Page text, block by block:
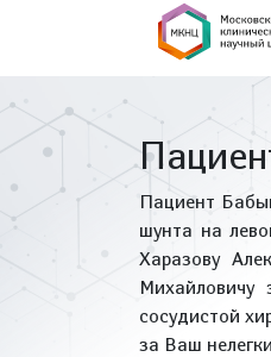
Пациент
шунта на
Харазову
сосудистой
за Ваш